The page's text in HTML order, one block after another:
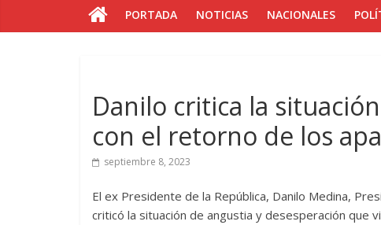
PORTADA NOTICIAS NACIONALES
Danilo critica la
con el retorno de los
septiembre 8, 2023
El ex Presidente de la República, Danilo Medina,
criticó la situación de angustia y desesperación que